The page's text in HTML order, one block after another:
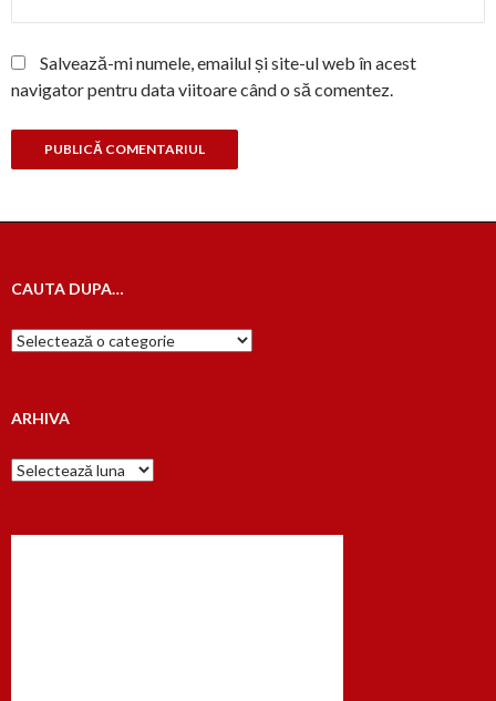
Salvează-mi numele, emailul și site-ul web în acest
navigator pentru data viitoare când o să comentez.
CAUTA DUPA…
Cauta
dupa…
ARHIVA
Arhiva